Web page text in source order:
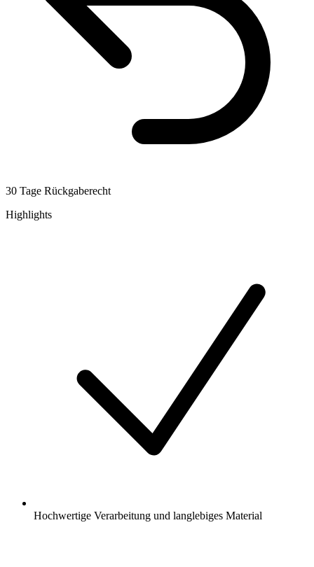
30 Tage Rückgaberecht
Highlights
Hochwertige Verarbeitung und langlebiges Material